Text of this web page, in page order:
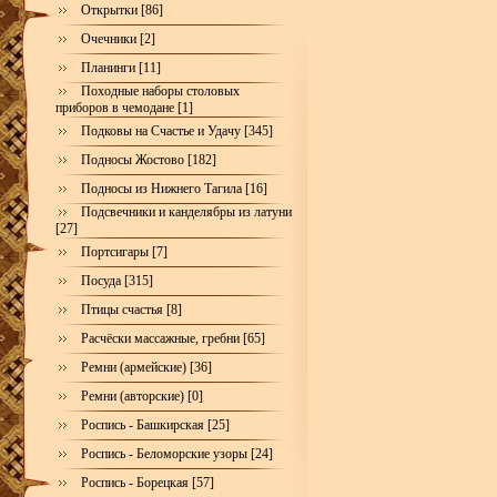
Открытки [86]
Очечники [2]
Планинги [11]
Походные наборы столовых
приборов в чемодане [1]
Подковы на Счастье и Удачу [345]
Подносы Жостово [182]
Подносы из Нижнего Тагила [16]
Подсвечники и канделябры из латуни
[27]
Портсигары [7]
Посуда [315]
Птицы счастья [8]
Расчёски массажные, гребни [65]
Ремни (армейские) [36]
Ремни (авторские) [0]
Роспись - Башкирская [25]
Роспись - Беломорские узоры [24]
Роспись - Борецкая [57]